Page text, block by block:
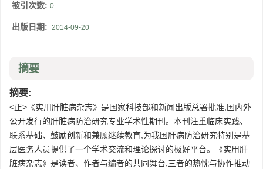
被引次数: 0
出版日期: 2014-09-20
摘要
摘要:
<正>《实用肝脏病杂志》是国家科技部和新闻出版总署批准,国内外
公开发行的肝脏病防治研究专业学术性期刊。本刊注重临床实践、
联系基础、鼓励创新和兼顾继续教育,为我国肝病防治研究特别是基
层医务人员提供了一个学术交流和理论探讨的极好平台。《实用肝
脏病杂志》是读者、作者与编者的共同舞台,三者的热忱与协作推动